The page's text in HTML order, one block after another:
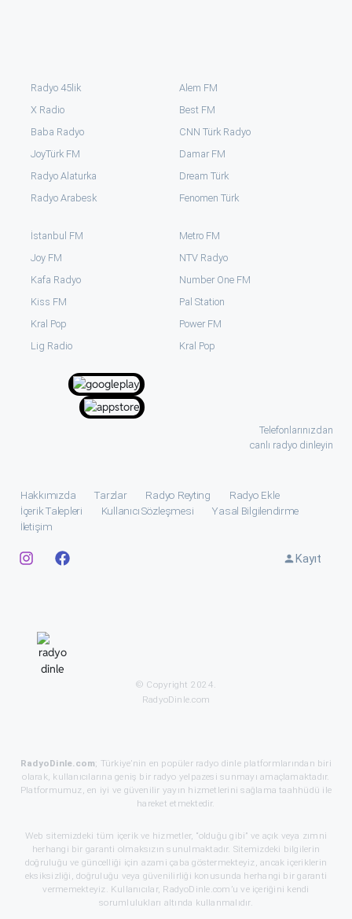
Radyo 45lik
X Radio
Baba Radyo
JoyTürk FM
Radyo Alaturka
Radyo Arabesk
Alem FM
Best FM
CNN Türk Radyo
Damar FM
Dream Türk
Fenomen Türk
İstanbul FM
Joy FM
Kafa Radyo
Kiss FM
Kral Pop
⁠Lig Radio
Metro FM
NTV Radyo
Number One FM
Pal Station
Power FM
Kral Pop
Telefonlarınızdan
canlı radyo dinleyin
Hakkımızda Tarzlar Radyo Reyting
Radyo Ekle
İçerik Talepleri
Kullanıcı Sözleşmesi
Yasal Bilgilendirme
İletişim
Kayıt
© Copyright 2024.
RadyoDinle.com
RadyoDinle.com; Türkiye’nin en popüler radyo dinle platformlarından biri
olarak, kullanıcılarına geniş bir radyo yelpazesi sunmayı amaçlamaktadır.
Platformumuz, en iyi ve güvenilir yayın hizmetlerini sağlama taahhüdü ile
hareket etmektedir.
Web sitemizdeki tüm içerik ve hizmetler, “olduğu gibi” ve açık veya zımni
herhangi bir garanti olmaksızın sunulmaktadır. Sitemizdeki bilgilerin
doğruluğu ve güncelliği için azami çaba göstermekteyiz, ancak içeriklerin
eksiksizliği, doğruluğu veya güvenilirliği konusunda herhangi bir garanti
vermemekteyiz. Kullanıcılar, RadyoDinle.com’u ve içeriğini kendi
sorumlulukları altında kullanmalıdır.